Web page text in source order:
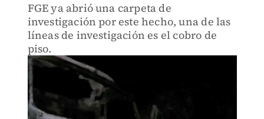
FGE ya abrió una carpeta de
investigación por este hecho, una de las
líneas de investigación es el cobro de
piso.